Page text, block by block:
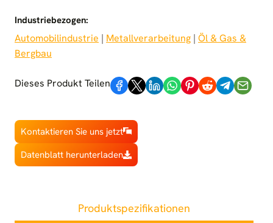
Industriebezogen:
Automobilindustrie | Metallverarbeitung | Öl & Gas &
Bergbau
Dieses Produkt Teilen
Kontaktieren Sie uns jetzt
Datenblatt herunterladen
Produktspezifikationen